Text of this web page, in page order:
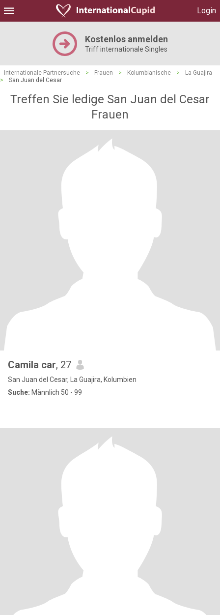
Login
Kostenlos anmelden
Triff internationale Singles
Internationale Partnersuche > Frauen > Kolumbianische >
La Guajira
>
San Juan del Cesar
Treffen Sie ledige San Juan del Cesar
Frauen
Camila car, 27
San Juan del Cesar, La Guajira, Kolumbien
Suche: Männlich 50 - 99